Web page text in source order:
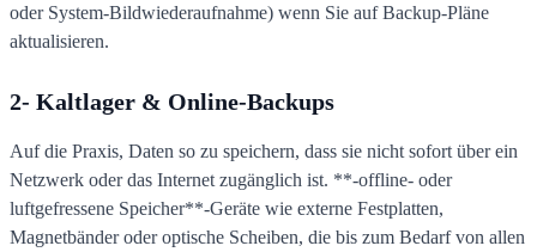
oder System-Bildwiederaufnahme) wenn Sie auf Backup-Pläne
aktualisieren.
2- Kaltlager & Online-Backups
Auf die Praxis, Daten so zu speichern, dass sie nicht sofort über ein
Netzwerk oder das Internet zugänglich ist. **-offline- oder
luftgefressene Speicher**-Geräte wie externe Festplatten,
Magnetbänder oder optische Scheiben, die bis zum Bedarf von allen